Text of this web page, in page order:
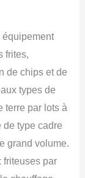
équipement
frites,
de chips et de
types de
terre par lots à
de type cadre
grand volume.
friteuses par